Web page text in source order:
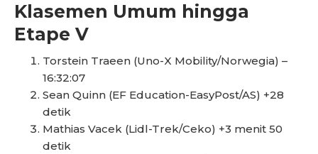
Klasemen Umum hingga
Etape V
Torstein Traeen (Uno-X Mobility/Norwegia) –
16:32:07
Sean Quinn (EF Education-EasyPost/AS) +28
detik
Mathias Vacek (Lidl-Trek/Ceko) +3 menit 50
detik